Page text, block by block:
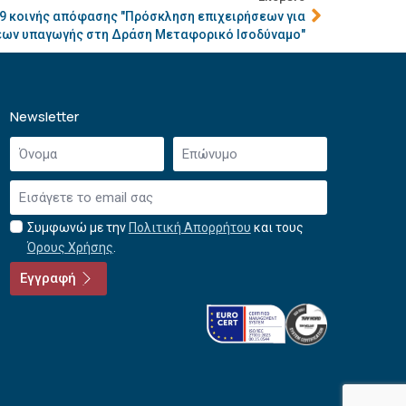
κοινής απόφασης "Πρόσκληση επιχειρήσεων για
υπαγωγής στη Δράση Μεταφορικό Ισοδύναμο"
Newsletter
Όνομα
Επώνυμο
Email
Αποδοχή
όρων
χρήσης
*
Συμφωνώ με την Πολιτική Απορρήτου και τους
Όρους Χρήσης
Εγγραφή